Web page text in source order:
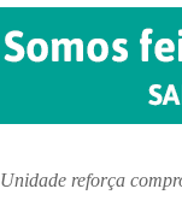
Unidade reforça